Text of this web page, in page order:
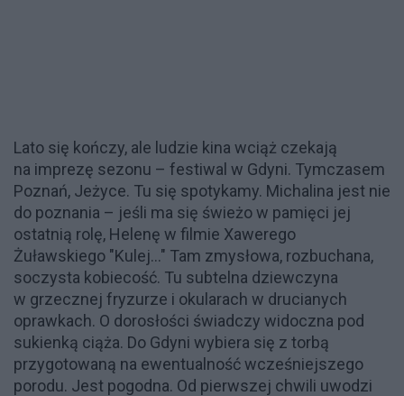
Lato się kończy, ale ludzie kina wciąż czekają
na imprezę sezonu – festiwal w Gdyni. Tymczasem
Poznań, Jeżyce. Tu się spotykamy. Michalina jest nie
do poznania – jeśli ma się świeżo w pamięci jej
ostatnią rolę, Helenę w filmie Xawerego
Żuławskiego "Kulej..." Tam zmysłowa, rozbuchana,
soczysta kobiecość. Tu subtelna dziewczyna
w grzecznej fryzurze i okularach w drucianych
oprawkach. O dorosłości świadczy widoczna pod
sukienką ciąża. Do Gdyni wybiera się z torbą
przygotowaną na ewentualność wcześniejszego
porodu. Jest pogodna. Od pierwszej chwili uwodzi